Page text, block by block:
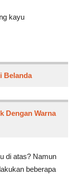
kayu
Belanda
Dengan Warna
di atas? Namun
beberapa